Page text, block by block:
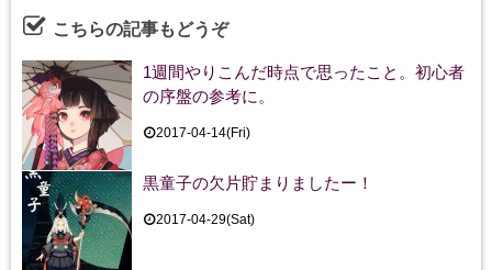
こちらの記事もどうぞ
1週間やりこんだ時点で思ったこと。初心者
の序盤の参考に。
2017-04-14(Fri)
黒童子の欠片貯まりましたー！
2017-04-29(Sat)